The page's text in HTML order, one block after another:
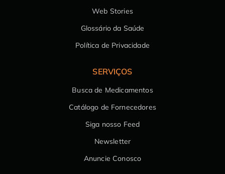
Web Stories
Glossário da Saúde
Política de Privacidade
SERVIÇOS
Busca de Medicamentos
Catálogo de Fornecedores
Siga nosso Feed
Newsletter
Anuncie Conosco